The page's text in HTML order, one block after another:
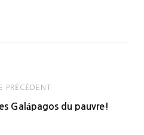
PRÉCÉDENT
Galápagos du pauvre!